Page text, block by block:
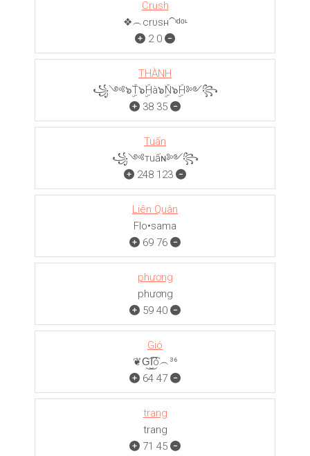
Crush
❖︵crυѕн⁀ᶦᵈᵒᶫ
2 0
THÀNH
꧁༺๖ۣۜT๖ۣۜHà๖ۣۜN๖ۣۜH༻꧂
38 35
Tuấn
꧁༺тuấɴ༻꧂
248 123
Liên Quân
Flo•sama
69 76
phương
phương
59 40
Gió
❦G͜͡I͜͡ó︵³⁶
64 47
trang
trang
71 45